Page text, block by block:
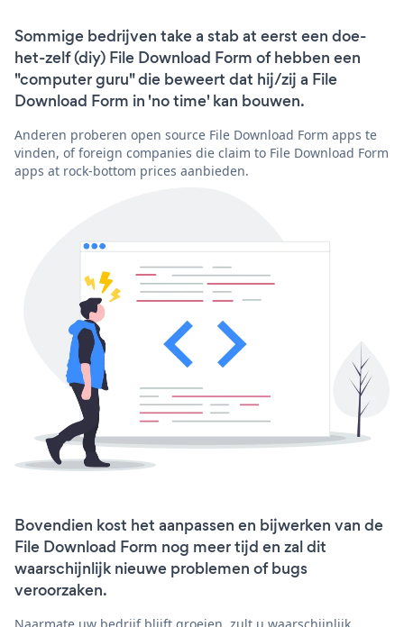
Sommige bedrijven take a stab at eerst een doe-
het-zelf (diy) File Download Form of hebben een
"computer guru" die beweert dat hij/zij a File
Download Form in 'no time' kan bouwen.
Anderen proberen open source File Download Form apps te
vinden, of foreign companies die claim to File Download Form
apps at rock-bottom prices aanbieden.
Bovendien kost het aanpassen en bijwerken van de
File Download Form nog meer tijd en zal dit
waarschijnlijk nieuwe problemen of bugs
veroorzaken.